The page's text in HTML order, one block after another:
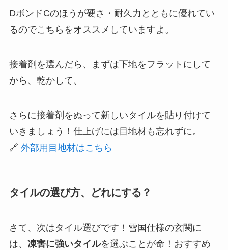
DボンドCのほうが硬さ・耐久力とともに優れてい
るのでこちらをオススメしていますよ。
接着剤を選んだら、まずは下地をフラットにして
から、乾かして、
さらに接着剤をぬって新しいタイルを貼り付けて
いきましょう！仕上げには目地材も忘れずに。
🔗 外部用目地材はこちら
タイルの選び方、どれにする？
さて、次はタイル選びです！雪国仕様の玄関に
は、 凍害に強いタイルを選ぶことが命！おすすめ